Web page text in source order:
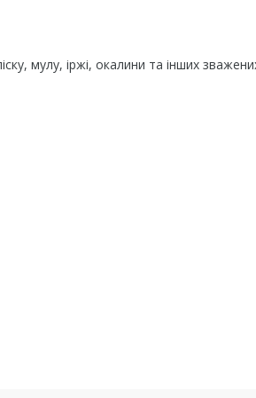
мулу, іржі, окалини та інших